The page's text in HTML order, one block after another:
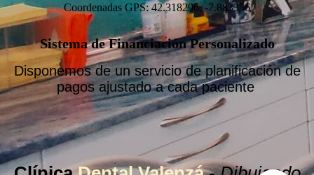
Coordenadas GPS: 42.318296, -7.883356
Sistema de Financiación Personalizado
Disponemos de un servicio de planificación de
pagos ajustado a cada paciente